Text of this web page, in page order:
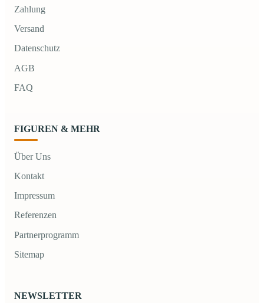
Zahlung
Versand
Datenschutz
AGB
FAQ
FIGUREN & MEHR
Über Uns
Kontakt
Impressum
Referenzen
Partnerprogramm
Sitemap
NEWSLETTER